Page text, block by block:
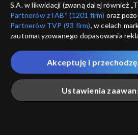
Izabela Płóciennik – „Za
późno”; „The Voice of
Poland”, Przesłuchania w
ciemno, 14 września 2024
The Voice of Poland
Ivan Klymenko – „Jesus to a
S.A. w likwidacji (zwaną dalej również
Partnerów z IAB* (1201 firm) oraz
Partnerów TVP (93 firm), w celach
zautomatyzowanego dopasowania
które wskazujemy poniżej, a także
przez nas identyfikatora PPID do
Twoje dane osobowe zbierane
Ciebie naszych
poszczególnych
„Portalem”, w tym informacje
Ustawienia
Akceptuję i